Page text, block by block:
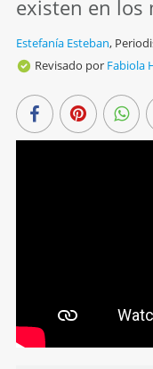
existen en los
Estefanía Esteban,
Revisado por Fabiola